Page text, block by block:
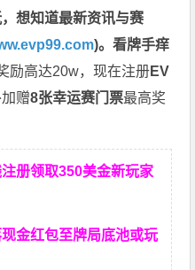
想知道最新资讯与赛
)。看牌手痒
励高达20w，现在注册EV
赠8张幸运赛门票最高奖
册领取350美金新玩家
金红包至牌局底池或玩